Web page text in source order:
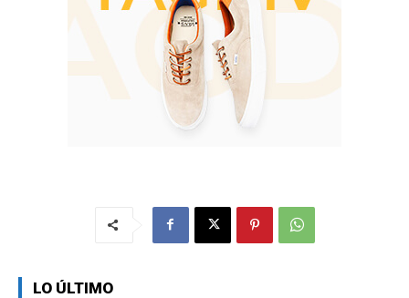
LO ÚLTIMO